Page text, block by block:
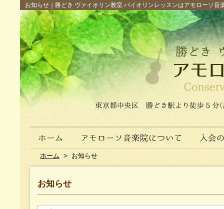
お知らせ｜勝どき ヴァイオリン教室 バイオリンレッスンはアモローソ
ホーム > お知らせ
お知らせ